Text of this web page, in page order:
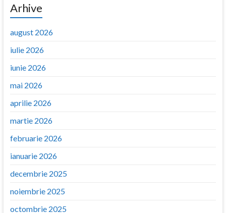
Arhive
august 2026
iulie 2026
iunie 2026
mai 2026
aprilie 2026
martie 2026
februarie 2026
ianuarie 2026
decembrie 2025
noiembrie 2025
octombrie 2025